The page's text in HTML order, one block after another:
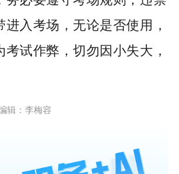
进入考场，无论是否使用，
考试作弊，切勿因小失大，
辑：李梅容